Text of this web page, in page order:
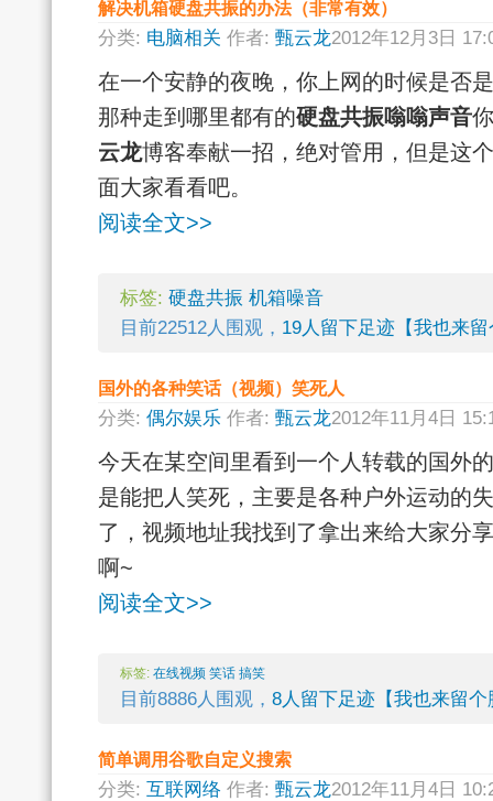
解决机箱硬盘共振的办法（非常有效）
分类: 电脑相关 作者: 甄云龙2012年12月3日
在一个安静的夜晚，你上网的时候是否是
那种走到哪里都有的硬盘共振嗡嗡声音
云龙博客奉献一招，绝对管用，但是这
面大家看看吧。
阅读全文>>
标签: 硬盘共振 机箱噪音
目前22512人围观， 19人留下足迹【我也来
国外的各种笑话（视频）笑死人
分类: 偶尔娱乐 作者: 甄云龙2012年11月4日
今天在某空间里看到一个人转载的国外
是能把人笑死，主要是各种户外运动的
了，视频地址我找到了拿出来给大家分
啊~
阅读全文>>
标签: 在线视频 笑话 搞笑
目前8886人围观， 8人留下足迹【我也来留个
简单调用谷歌自定义搜索
分类: 互联网络 作者: 甄云龙2012年11月4日